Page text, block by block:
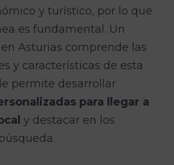
y turístico, por lo que
es fundamental. Un
Asturias comprende las
y características de esta
permite desarrollar
para llegar a
y destacar en los